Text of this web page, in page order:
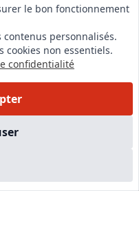
le bon fonctionnement
personnalisés.
cookies non essentiels.
confidentialité
de l’Expertise. Tous